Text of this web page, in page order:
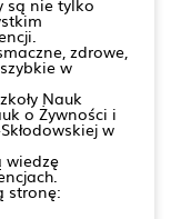
zdrowe,
w
Nauk
o Żywności i
w
wiedzę
stronę: